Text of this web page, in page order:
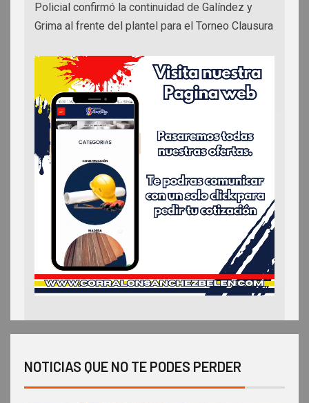
Policial confirmó la continuidad de Galíndez y
Grima al frente del plantel para el Torneo Clausura
NOTICIAS QUE NO TE PODES PERDER